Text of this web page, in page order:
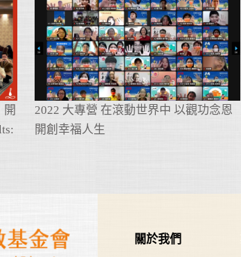
開
2022 大專營 在滾動世界中 以觀功念恩
開創幸福人生
關於我們